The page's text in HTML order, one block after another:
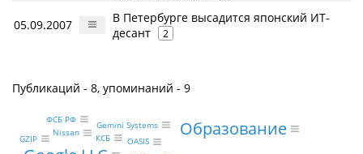
05.09.2007
В Петербурге высадится японский ИТ-
десант
2
Публикаций - 8, упоминаний - 9
Образование
Gemini Systems
Nissan
ФСБ РФ
OASIS
КСБ
GZIP